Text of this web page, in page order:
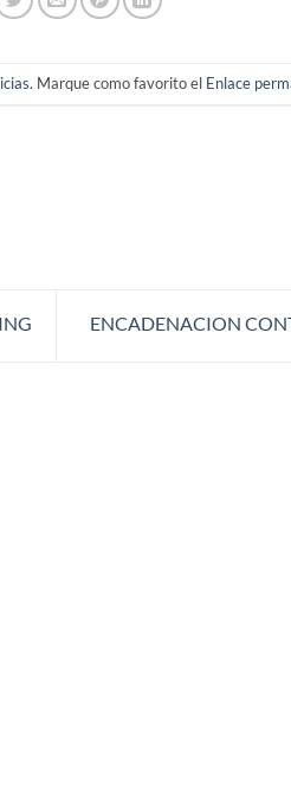
. Marque como favorito el Enlace
ENCADENACION